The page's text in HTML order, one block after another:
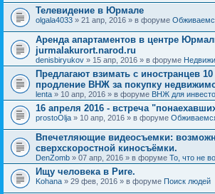
Телевидение в Юрмале
olgala4033 » 21 апр, 2016 » в форуме
Аренда апартаментов в центре
jurmalakurort.narod.ru
denisbiryukov » 15 апр, 2016 » в форуме
Предлагают взимать с иностранцев 10
продление ВНЖ за покупку
lenta » 10 апр, 2016 » в форуме ВНЖ для
16 апреля 2016 - встреча
prostoOlja » 10 апр, 2016 » в форуме
Впечетляющие видеосъемки:
сверхскоростной киносъёмки.
DenZomb » 07 апр, 2016 » в форуме То, что не
Ищу человека в Риге.
Kohana » 29 фев, 2016 » в форуме Поиск людей